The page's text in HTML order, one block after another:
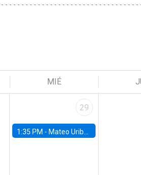
MIÉ
29
1:35 PM - Mateo Uribe-Castro, Universidad de los Andes (Colombia)